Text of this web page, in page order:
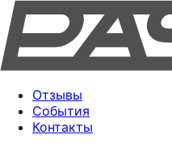
Отзывы
События
Контакты